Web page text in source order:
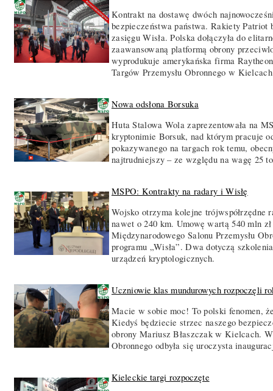
Kontrakt na dostawę dwóch
bezpieczeństwa państwa. Rakiety Patriot
zasięgu Wisła. Polska dołączyła do
zaawansowaną platformą obrony
wyprodukuje amerykańska firma
Targów Przemysłu Obronnego w
Nowa odsłona Borsuka
Huta Stalowa Wola zaprezentowała na
kryptonimie Borsuk, nad którym pracuje
pokazywanego na targach rok temu,
najtrudniejszy – ze względu na wagę 25
MSPO: Kontrakty na radary i Wisłę
Wojsko otrzyma kolejne
nawet o 240 km. Umowę wartą 540 mln
Międzynarodowego Salonu Przemysłu
programu „Wisła”. Dwa dotyczą
urządzeń kryptologicznych.
Uczniowie klas mundurowych rozpoczęli
Macie w sobie moc! To polski fenomen,
Kiedyś będziecie strzec naszego
obrony Mariusz Błaszczak w Kielcach.
Obronnego odbyła się uroczysta
Kieleckie targi rozpoczęte